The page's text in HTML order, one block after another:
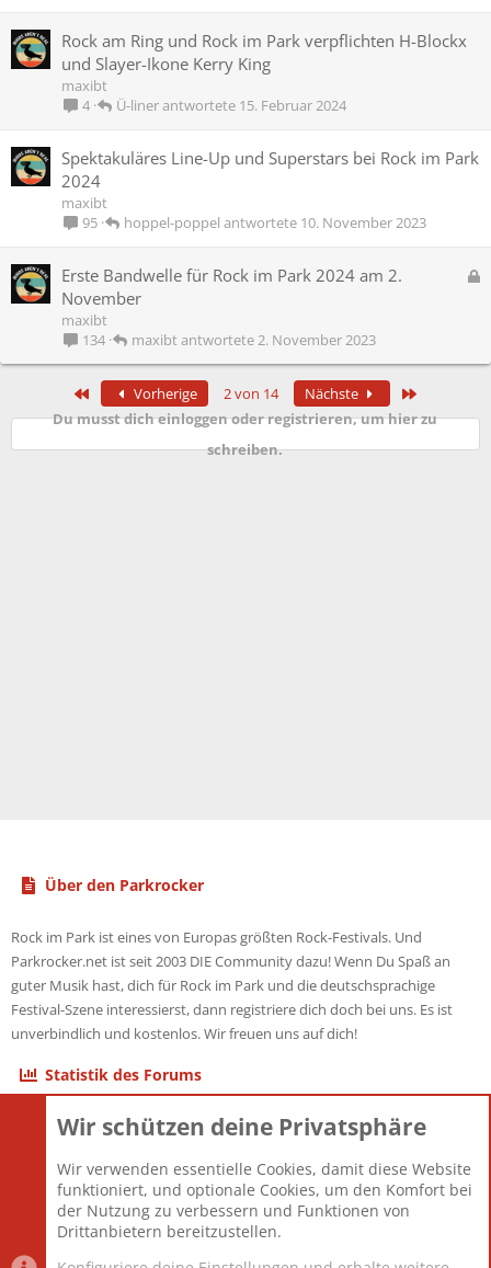
Rock am Ring und Rock im Park verpflichten H-Blockx
und Slayer-Ikone Kerry King
maxibt
4
15. Februar 2024
Ü-liner
Spektakuläres Line-Up und Superstars bei Rock im Park
2024
maxibt
95
10. November 2023
hoppel-poppel
G
Erste Bandwelle für Rock im Park 2024 am 2.
November
maxibt
134
2. November 2023
maxibt
Erste Vorherige 2 von 14 Nächste
Du musst dich einloggen oder registrieren, um hier zu
schreiben.
Über den Parkrocker
Rock im Park ist eines von Europas größten Rock-Festivals. Und
Parkrocker.net ist seit 2003 DIE Community dazu! Wenn Du Spaß an
guter Musik hast, dich für Rock im Park und die deutschsprachige
Festival-Szene interessierst, dann registriere dich doch bei uns. Es ist
unverbindlich und kostenlos. Wir freuen uns auf dich!
Statistik des Forums
Themen
Mitglieder
12.427
Neuestes Mitglied
Berlin
Wir schützen deine Privatsphäre
Wir verwenden essentielle Cookies, damit diese Website
funktioniert, und optionale Cookies, um den Komfort bei
der Nutzung zu verbessern und Funktionen von
Drittanbietern bereitzustellen.